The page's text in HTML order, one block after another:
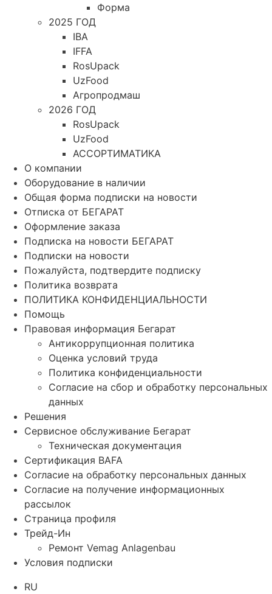
Форма
2025 ГОД
IBA
IFFA
RosUpack
UzFood
Агропродмаш
2026 ГОД
RosUpack
UzFood
АССОРТИМАТИКА
О компании
Оборудование в наличии
Общая форма подписки на новости
Отписка от БЕГАРАТ
Оформление заказа
Подписка на новости БЕГАРАТ
Подписки на новости
Пожалуйста, подтвердите подписку
Политика возврата
ПОЛИТИКА КОНФИДЕНЦИАЛЬНОСТИ
Помощь
Правовая информация Бегарат
Антикоррупционная политика
Оценка условий труда
Политика конфиденциальности
Согласие на сбор и обработку персональных
данных
Решения
Сервисное обслуживание Бегарат
Техническая документация
Сертификация BAFA
Согласие на обработку персональных данных
Согласие на получение информационных
рассылок
Страница профиля
Трейд-Ин
Ремонт Vemag Anlagenbau
Условия подписки
RU